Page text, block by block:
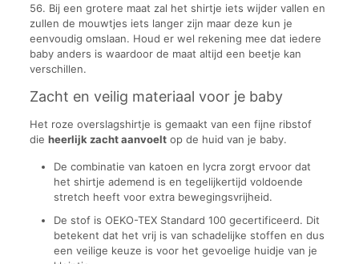
56. Bij een grotere maat zal het shirtje iets wijder vallen en
zullen de mouwtjes iets langer zijn maar deze kun je
eenvoudig omslaan. Houd er wel rekening mee dat iedere
baby anders is waardoor de maat altijd een beetje kan
verschillen.
Zacht en veilig materiaal voor je baby
Het roze overslagshirtje is gemaakt van een fijne ribstof
die heerlijk zacht aanvoeltop de huid van je baby.
De combinatie van katoen en lycra zorgt ervoor dat
het shirtje ademend is en tegelijkertijd voldoende
stretch heeft voor extra bewegingsvrijheid.
De stof is OEKO-TEX Standard 100 gecertificeerd. Dit
betekent dat het vrij is van schadelijke stoffen en dus
een veilige keuze is voor het gevoelige huidje van je